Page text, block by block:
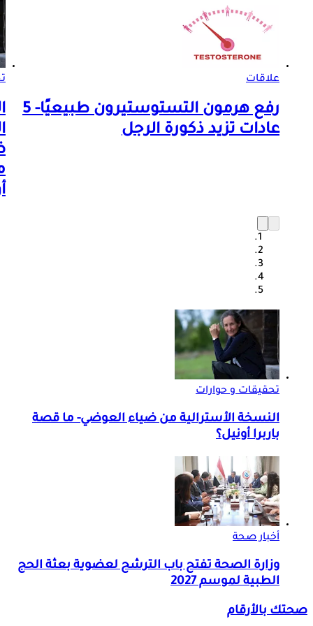
علاقات
رفع هرمون التستوستيرون طبيعيًا- 5
عادات تزيد ذكورة الرجل
تحقيقات و حوارات
النسخة الأسترالية من ضياء العوضي- ما قصة
باربرا أونيل؟
أخبار صحة
وزارة الصحة تفتح باب الترشح لعضوية بعثة الحج
الطبية لموسم 2027
صحتك بالأرقام